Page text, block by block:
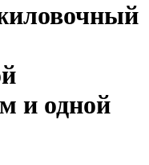
и одной